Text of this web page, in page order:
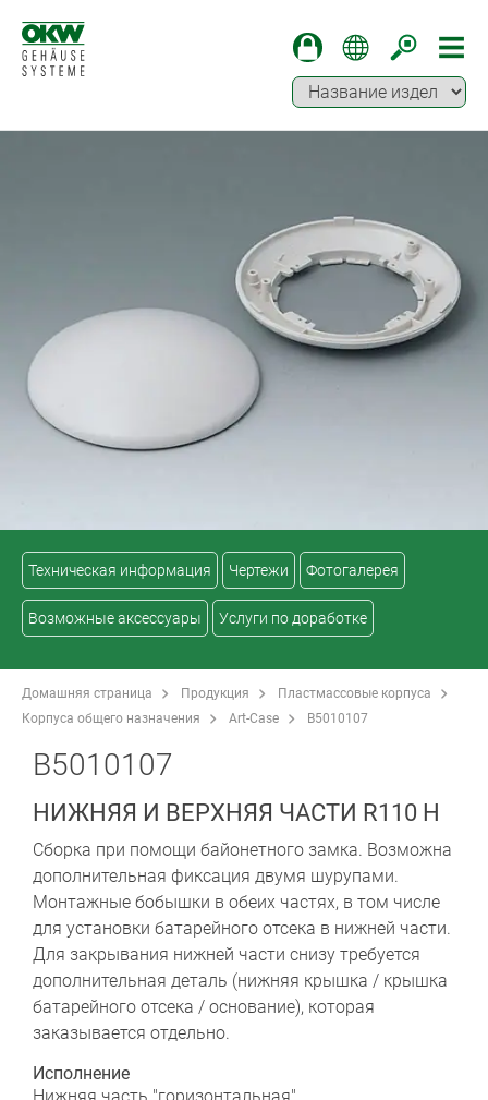
Техническая информация Чертежи Фотогалерея
Возможные аксессуары Услуги по доработке
Домашняя страница Продукция
Пластмассовые корпуса
Корпуса общего назначения
Art-Case B5010107
B5010107
НИЖНЯЯ И ВЕРХНЯЯ ЧАСТИ R110 H
Сборка при помощи байонетного замка. Возможна
дополнительная фиксация двумя шурупами.
Монтажные бобышки в обеих частях, в том числе
для установки батарейного отсека в нижней части.
Для закрывания нижней части снизу требуется
дополнительная деталь (нижняя крышка / крышка
батарейного отсека / основание), которая
заказывается отдельно.
Исполнение
Нижняя часть "горизонтальная"